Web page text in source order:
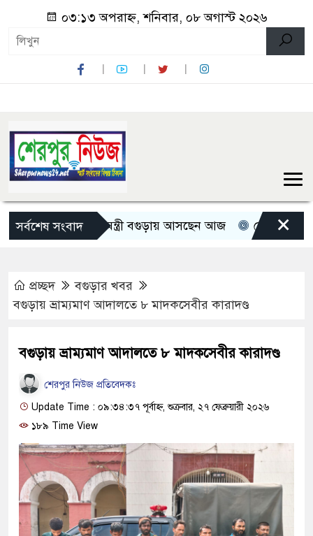
০৩:১৩ অপরাহ্ন, শনিবার, ০৮ অগাস্ট ২০২৬
সর্বশেষ সংবাদ
তিন মন্ত্রী-প্রতিমন্ত্রী বগুড়ায় আসছেন আজ রোমান্টিক বার্তা
×
প্রচ্ছদ
বগুড়ার খবর
বগুড়ায় ভ্রাম্যমাণ আদালতে ৮ মাদকসেবীর কারাদণ্ড
বগুড়ায় ভ্রাম্যমাণ আদালতে ৮ মাদকসেবীর কারাদণ্ড
শেরপুর নিউজ প্রতিবেদকঃ
Update Time : ০৯:৩৪:৩৭ পূর্বাহ্ন, শুক্রবার, ২৭ ফেব্রুয়ারী ২০২৬
১৮৯ Time View